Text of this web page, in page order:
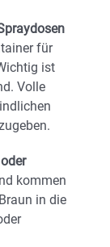
für
ist
Volle
kommen
in die